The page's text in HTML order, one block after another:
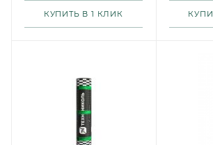
КУПИТЬ В 1 КЛИК